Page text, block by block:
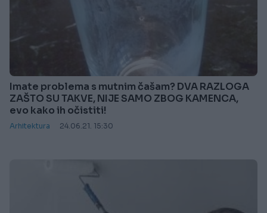
Imate problema s mutnim čašam? DVA RAZLOGA
ZAŠTO SU TAKVE, NIJE SAMO ZBOG KAMENCA,
evo kako ih očistiti!
Arhitektura 24.06.21. 15:30